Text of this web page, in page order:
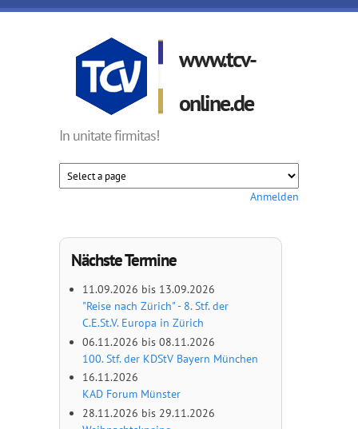
Direkt zum Inhalt
www.tcv-
online.de
In unitate firmitas!
Anmelden
Nächste Termine
11.09.2026 bis 13.09.2026
"Reise nach Zürich" - 8. Stf. der
C.E.St.V. Europa in Zürich
06.11.2026 bis 08.11.2026
100. Stf. der KDStV Bayern München
16.11.2026
KAD Forum Münster
28.11.2026 bis 29.11.2026